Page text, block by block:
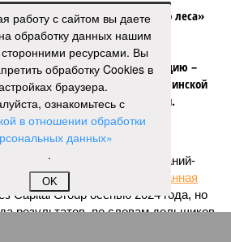
СВАО дольщики «Сказочного леса»
мае 2026 года были получены
проектной документации и
комплекса в эксплуатацию –
станций метро южнее, на Люблинской
прямо противоположная.
Недвижимость
Л»: та же группа компаний-
та же
анонсированная
Capital Group осенью 2024 года, но
результатов, по словам дольщиков,
работу с сайтом вы даете
обработку данных нашим
ресурсами. Вы
обработку Cookies в
браузера.
ознакомьтесь с
в отношении обработки
данных»
.
OK